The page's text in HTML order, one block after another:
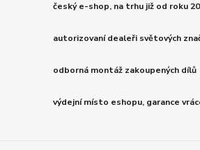
český e-shop, na trhu již od roku
autorizovaní dealeři světových
odborná montáž zakoupených dílů
výdejní místo eshopu, garance